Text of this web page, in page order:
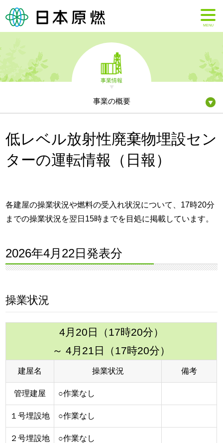
MENU
事業情報
事業の概要
低レベル放射性廃棄物埋設セン
ターの運転情報（日報）
各建屋の操業状況や燃料の受入れ状況について、17時20分
までの操業状況を翌日15時までを目処に掲載しています。
2026年4月22日発表分
操業状況
4月20日（17時20分）
～ 4月21日（17時20分）
建屋名 操業状況 備考
管理建屋 ○作業なし
１号埋設地 ○作業なし
２号埋設地 ○作業なし